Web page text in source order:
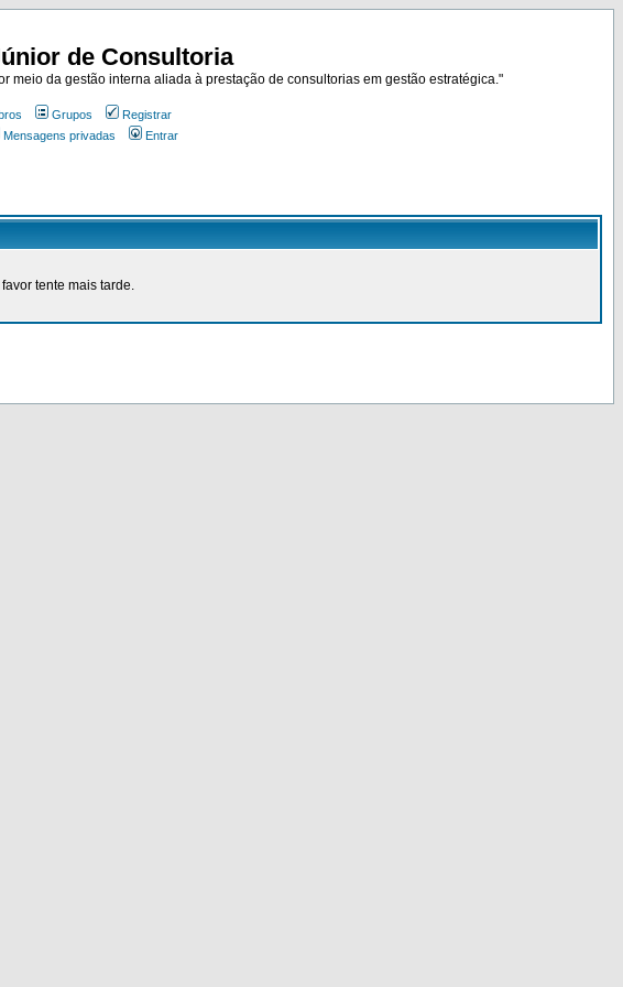
de Consultoria
da gestão interna aliada à prestação de consultorias em gestão estratégica."
Grupos
Registrar
Mensagens privadas Entrar
tente mais tarde.